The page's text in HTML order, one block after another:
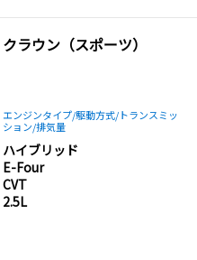
クラウン（スポーツ）
エンジンタイプ/駆動方式/トランスミッ
ション/排気量
ハイブリッド
E-Four
CVT
2.5L